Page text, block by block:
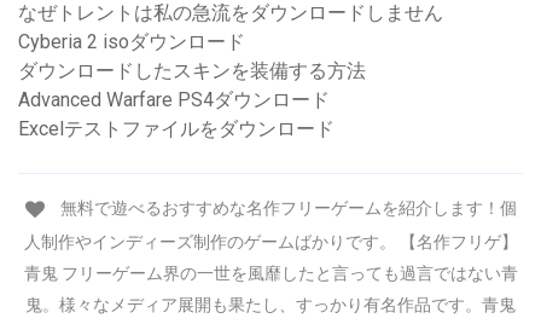
なぜトレントは私の急流をダウンロードしません
Cyberia 2 isoダウンロード
ダウンロードしたスキンを装備する方法
Advanced Warfare PS4ダウンロード
Excelテストファイルをダウンロード
無料で遊べるおすすめな名作フリーゲームを紹介します！個
人制作やインディーズ制作のゲームばかりです。 【名作フリゲ】
青鬼 フリーゲーム界の一世を風靡したと言っても過言ではない青
鬼。様々なメディア展開も果たし、すっかり有名作品です。青鬼